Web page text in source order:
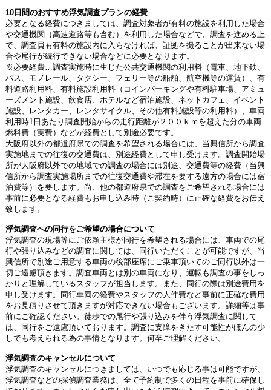
10日間のおすすめ浮気調査プランの経費
必要となる経費につきましては、調査対象者が有料の施設を利用した場合
や交通機関（高速道路等も含む）を利用した場合などで、調査を進める上
で、調査員も有料の施設内に入らなければ、証拠を撮ることが出来ない場
合や尾行が続行できない場合などに必要となります。
※必要経費…調査実施時に生じた公共交通機関の利用料（電車、地下鉄、
バス、モノレール、タクシー、フェリー等の船舶、航空機等の運賃）、有
料道路利用料、有料施設利用料（コインパーキングや有料駐車場、アミュ
ーズメント施設、飲食店、ホテルなど宿泊施設、ネットカフェ、イベント
施設、レンタカー、レンタサイクル、その他有料施設等の利用料）、車両
利用時1日あたり調査開始からの走行距離が２００ｋｍを超えた分の車両
燃料費（実費）などが経費として別途必要です。
大阪府以外の都道府県での調査を希望される場合には、当興信所から調査
実施地までの往復の交通費は、別途経費として申し受けます。調査開始場
所が大阪府以外での地域での調査の場合には別途、交通費等の経費（当興
信所から調査実施場所までの往復交通費や滞在を要する遠方の場合には宿
泊費等）を要します。尚、他の都道府県での調査をご希望される場合には
事前に必要となる経費もお申し込み時（ご契約時）に正確な経費をお伝え
致します。
浮気調査への同行をご希望の場合について
浮気調査の現場等にご依頼主様が同行を希望される場合には、車両での尾
行や張り込みなどの調査に関しては、同行いただくことが可能ですが、当
興信所で別途ご用意する車両の後部座席にご乗車頂いてのご同行以外は一
切ご遠慮頂きます。調査車両とは別の車両になり、運転も調査の事をしっ
かりと理解しているスタッフが担当します。また、同行の際は別途費用を
申し受けます。同行車両の経費やスタッフの人件費など事前に正確な費用
をお見積りさせて頂きますが対応できない場合もございます。詳細等は事
前にご確認ください。徒歩での尾行や張り込みを伴う浮気調査に関して
は、同行をご遠慮頂いております。調査に支障をきたす可能性がほんの少
しでも考えられる為の事情となります。何卒ご理解ください。
浮気調査のキャンセルについて
浮気調査のキャンセルにつきましては、いつでも応じる事は可能ですが、
浮気調査などの探偵調査業務は、全て予約制で多くの日程を事前に確保し